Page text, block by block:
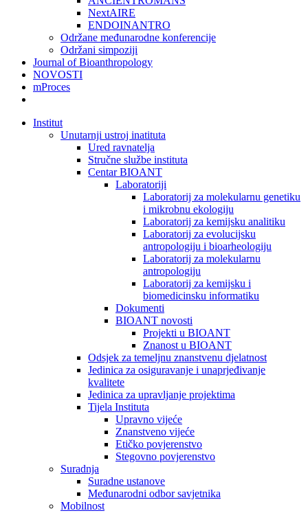
NextAIRE
ENDOINANTRO
Održane međunarodne konferencije
Održani simpoziji
Journal of Bioanthropology
NOVOSTI
mProces
Institut
Unutarnji ustroj inatituta
Ured ravnatelja
Stručne službe instituta
Centar BIOANT
Laboratoriji
Laboratorij za molekularnu genetiku
i mikrobnu ekologiju
Laboratorij za kemijsku analitiku
Laboratorij za evolucijsku
antropologiju i bioarheologiju
Laboratorij za molekularnu
antropologiju
Laboratorij za kemijsku i
biomedicinsku informatiku
Dokumenti
BIOANT novosti
Projekti u BIOANT
Znanost u BIOANT
Odsjek za temeljnu znanstvenu djelatnost
Jedinica za osiguravanje i unaprjeđivanje
kvalitete
Jedinica za upravljanje projektima
Tijela Instituta
Upravno vijeće
Znanstveno vijeće
Etičko povjerenstvo
Stegovno povjerenstvo
Suradnja
Suradne ustanove
Međunarodni odbor savjetnika
Mobilnost